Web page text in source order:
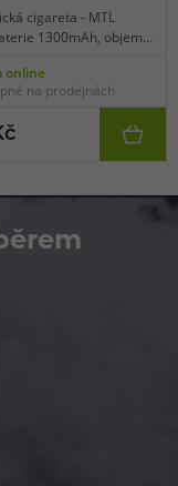
cigareta - MTL
1300mAh, objem
výkon až
USB-C, regulace
kovové tělo,
THOTH, perfektní
online
na prodejnách